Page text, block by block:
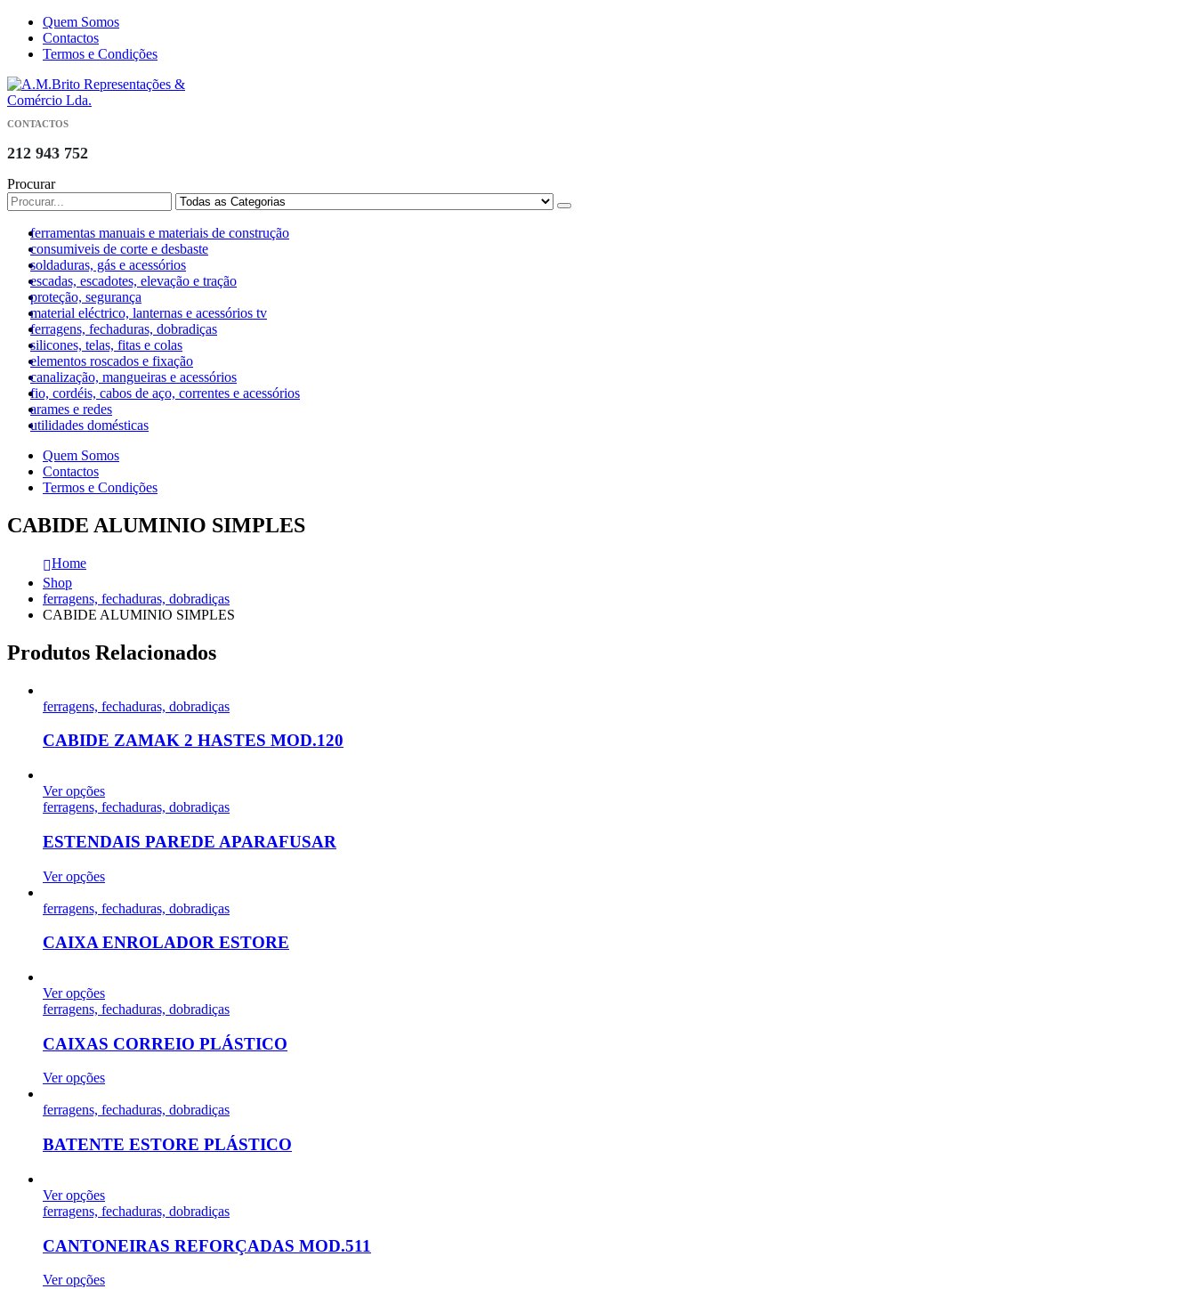
Quem Somos
Contactos
Termos e Condições
CONTACTOS
212 943 752
Procurar
ferramentas manuais e materiais de construção
consumiveis de corte e desbaste
soldaduras, gás e acessórios
escadas, escadotes, elevação e tração
proteção, segurança
material eléctrico, lanternas e acessórios tv
ferragens, fechaduras, dobradiças
silicones, telas, fitas e colas
elementos roscados e fixação
canalização, mangueiras e acessórios
fio, cordéis, cabos de aço, correntes e acessórios
arames e redes
utilidades domésticas
Quem Somos
Contactos
Termos e Condições
CABIDE ALUMINIO SIMPLES
Home
Shop
ferragens, fechaduras, dobradiças
CABIDE ALUMINIO SIMPLES
Produtos Relacionados
ferragens, fechaduras, dobradiças
CABIDE ZAMAK 2 HASTES MOD.120
Ver opções
ferragens, fechaduras, dobradiças
ESTENDAIS PAREDE APARAFUSAR
Ver opções
ferragens, fechaduras, dobradiças
CAIXA ENROLADOR ESTORE
Ver opções
ferragens, fechaduras, dobradiças
CAIXAS CORREIO PLÁSTICO
Ver opções
ferragens, fechaduras, dobradiças
BATENTE ESTORE PLÁSTICO
Ver opções
ferragens, fechaduras, dobradiças
CANTONEIRAS REFORÇADAS MOD.511
Ver opções